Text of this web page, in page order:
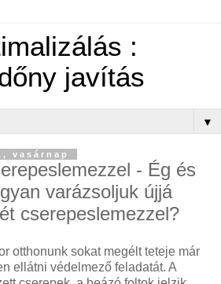
:
javítás
▼
vasárnap
- Ég és
varázsoljuk újjá
cserepeslemezzel?
otthonunk sokat megélt teteje már
ellátni védelmező feladatát. A